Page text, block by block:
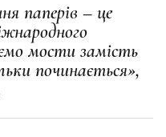
паперів – це
мости замість
починається»,